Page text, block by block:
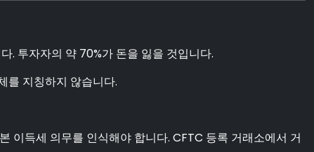
. 투자자의 약 70%가 돈을 잃을 것입니다.
를 지칭하지 않습니다.
이득세 의무를 인식해야 합니다. CFTC 등록 거래소에서 거